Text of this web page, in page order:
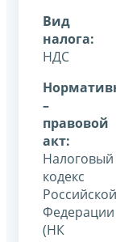
Вид
налога:
НДС
–
правовой
акт:
Налоговый
кодекс
Российской
Федерации
(НК